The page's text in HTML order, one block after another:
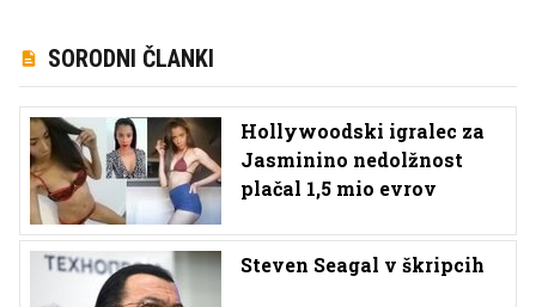
SORODNI ČLANKI
Hollywoodski igralec za
Jasminino nedolžnost
plačal 1,5 mio evrov
Steven Seagal v škripcih